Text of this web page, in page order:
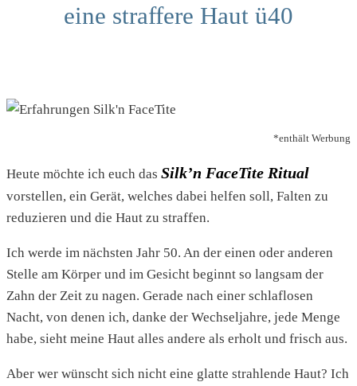
eine straffere Haut ü40
*enthält Werbung
Heute möchte ich euch das Silk’n FaceTite Ritual
vorstellen, ein Gerät, welches dabei helfen soll, Falten zu
reduzieren und die Haut zu straffen.
Ich werde im nächsten Jahr 50. An der einen oder anderen
Stelle am Körper und im Gesicht beginnt so langsam der
Zahn der Zeit zu nagen. Gerade nach einer schlaflosen
Nacht, von denen ich, danke der Wechseljahre, jede Menge
habe, sieht meine Haut alles andere als erholt und frisch aus.
Aber wer wünscht sich nicht eine glatte strahlende Haut? Ich